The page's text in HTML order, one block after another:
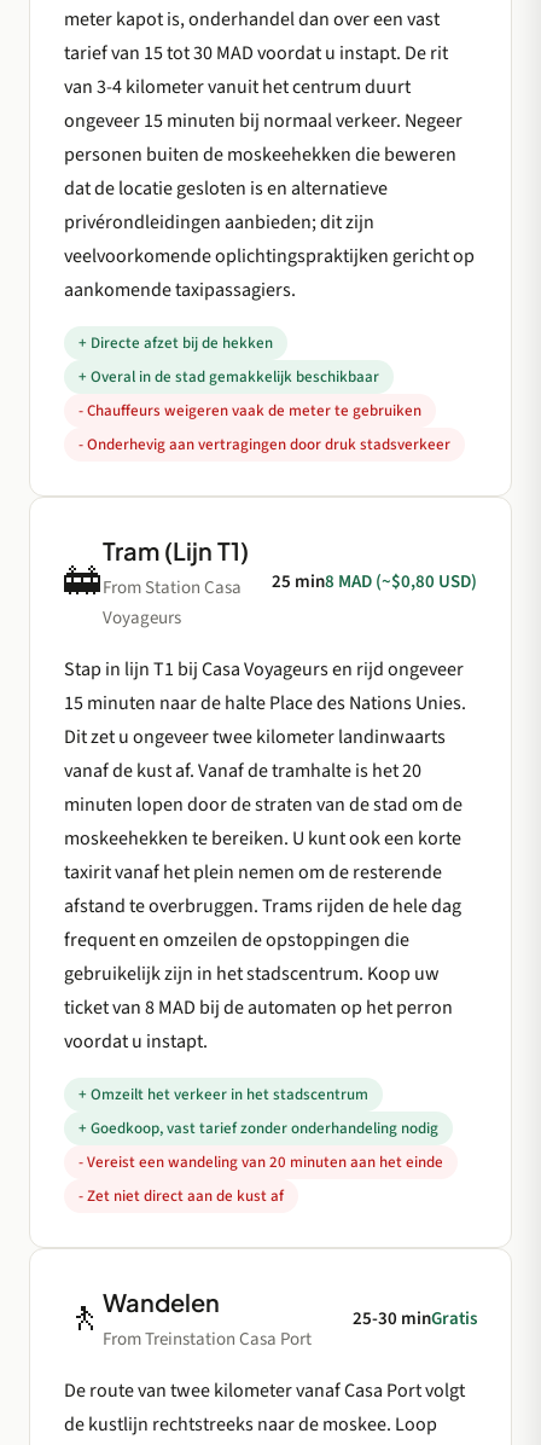
meter kapot is, onderhandel dan over een vast
tarief van 15 tot 30 MAD voordat u instapt. De rit
van 3-4 kilometer vanuit het centrum duurt
ongeveer 15 minuten bij normaal verkeer. Negeer
personen buiten de moskeehekken die beweren
dat de locatie gesloten is en alternatieve
privérondleidingen aanbieden; dit zijn
veelvoorkomende oplichtingspraktijken gericht op
aankomende taxipassagiers.
+ Directe afzet bij de hekken
+ Overal in de stad gemakkelijk beschikbaar
- Chauffeurs weigeren vaak de meter te gebruiken
- Onderhevig aan vertragingen door druk stadsverkeer
🚋
Tram (Lijn T1)
From Station Casa
Voyageurs
25 min8 MAD (~$0,80 USD)
Stap in lijn T1 bij Casa Voyageurs en rijd ongeveer
15 minuten naar de halte Place des Nations Unies.
Dit zet u ongeveer twee kilometer landinwaarts
vanaf de kust af. Vanaf de tramhalte is het 20
minuten lopen door de straten van de stad om de
moskeehekken te bereiken. U kunt ook een korte
taxirit vanaf het plein nemen om de resterende
afstand te overbruggen. Trams rijden de hele dag
frequent en omzeilen de opstoppingen die
gebruikelijk zijn in het stadscentrum. Koop uw
ticket van 8 MAD bij de automaten op het perron
voordat u instapt.
+ Omzeilt het verkeer in het stadscentrum
+ Goedkoop, vast tarief zonder onderhandeling nodig
- Vereist een wandeling van 20 minuten aan het einde
- Zet niet direct aan de kust af
🚶 Wandelen
From Treinstation Casa Port
25-30 minGratis
De route van twee kilometer vanaf Casa Port volgt
de kustlijn rechtstreeks naar de moskee. Loop